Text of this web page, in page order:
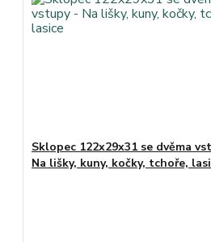
Sklopec 122x29x31 se dvěma
Na lišky, kuny, kočky, tchoře,